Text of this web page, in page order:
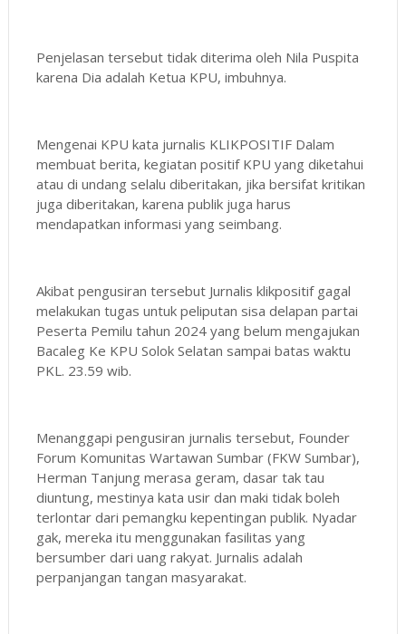
Penjelasan tersebut tidak diterima oleh Nila Puspita
karena Dia adalah Ketua KPU, imbuhnya.
Mengenai KPU kata jurnalis KLIKPOSITIF Dalam
membuat berita, kegiatan positif KPU yang diketahui
atau di undang selalu diberitakan, jika bersifat kritikan
juga diberitakan, karena publik juga harus
mendapatkan informasi yang seimbang.
Akibat pengusiran tersebut Jurnalis klikpositif gagal
melakukan tugas untuk peliputan sisa delapan partai
Peserta Pemilu tahun 2024 yang belum mengajukan
Bacaleg Ke KPU Solok Selatan sampai batas waktu
PKL. 23.59 wib.
Menanggapi pengusiran jurnalis tersebut, Founder
Forum Komunitas Wartawan Sumbar (FKW Sumbar),
Herman Tanjung merasa geram, dasar tak tau
diuntung, mestinya kata usir dan maki tidak boleh
terlontar dari pemangku kepentingan publik. Nyadar
gak, mereka itu menggunakan fasilitas yang
bersumber dari uang rakyat. Jurnalis adalah
perpanjangan tangan masyarakat.